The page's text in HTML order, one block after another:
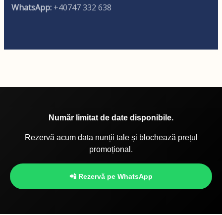
WhatsApp: +40747 332 638
Număr limitat de date disponibile.
Rezervă acum data nunții tale și blochează prețul
promoțional.
📲 Rezervă pe WhatsApp